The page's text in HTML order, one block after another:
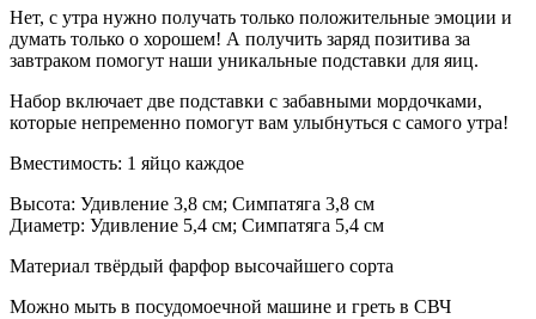
Нет, с утра нужно получать только положительные эмоции и
думать только о хорошем! А получить заряд позитива за
завтраком помогут наши уникальные подставки для яиц.
Набор включает две подставки с забавными мордочками,
которые непременно помогут вам улыбнуться с самого утра!
Вместимость: 1 яйцо каждое
Высота: Удивление 3,8 см; Симпатяга 3,8 см
Диаметр: Удивление 5,4 см; Симпатяга 5,4 см
Материал твёрдый фарфор высочайшего сорта
Можно мыть в посудомоечной машине и греть в СВЧ